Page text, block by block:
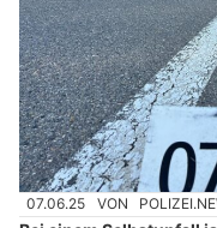
07.06.25 VON